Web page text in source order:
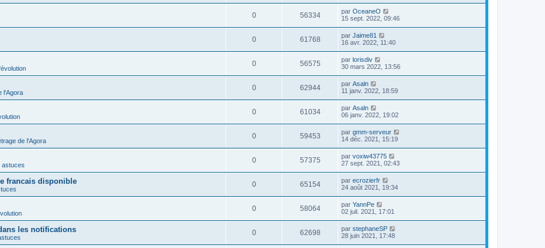
0 56334 par OceaneO
15 sept. 2022, 09:46
0 61768 par Jaime81
16 avr. 2022, 11:40
0 56575 par lorisdiv
30 mars 2022, 13:56
l'Agora
0 62944 par Asaln
11 janv. 2022, 18:59
0 61034 par Asaln
06 janv. 2022, 19:02
de l'Agora
0 59453 par gmm-serveur
14 déc. 2021, 15:19
astuces
0 57375 par voxiw43775
27 sept. 2021, 02:43
francais disponible 0 65154 par ecrozierfr
24 août 2021, 19:34
0 58064 par YannPe
02 juil. 2021, 17:01
les notifications 0 62698 par stephaneSP
28 juin 2021, 17:48